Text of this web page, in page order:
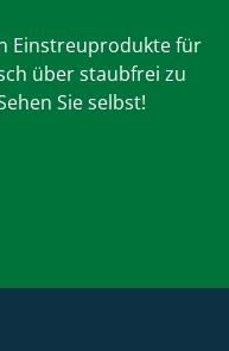
Einstreuprodukte für
über staubfrei zu
Sie selbst!